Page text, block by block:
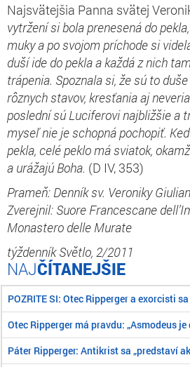
Najsvätejšia Panna svätej
vytržení si bola prenesená do
muky a po svojom príchode si
duší ide do pekla a každá z nich
trápenia. Spoznala si, že sú to
rôznych stavov, kresťania aj
poslední sú Luciferovi najbližšie a
myseľ nie je schopná pochopiť.
pekla, celé peklo má sviatok,
a urážajú Boha. (D IV, 353)
Prameň: Denník sv. Veroniky
Zverejnil: Suore Francescane
Monastero delle Murate
týždenník Světlo, 2/2011
ČÍTANEJŠIE
POZRITE SI: Otec Ripperger a exorcisti
Otec Ripperger má pravdu: „Asmodeus
Páter Ripperger: Antikrist sa „predstaví